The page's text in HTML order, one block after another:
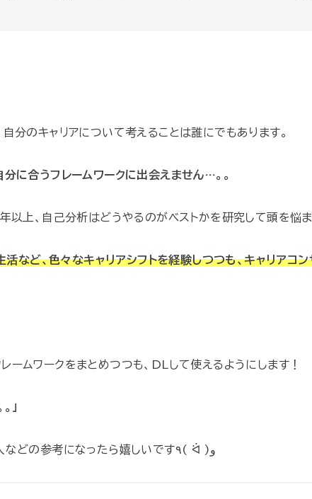
分のキャリアについて考えることは誰にでもあります。
分に合うフレームワークに出会えません…。。
上、自己分析はどうやるのがベストかを研究して頭を悩ま
生活など、色々なキャリアシフトを経験しつつも、キャリアコ
ムワークをまとめつつも、DLして使えるようにします！
」
このようにキャリアについて迷っている人などの参考になったら嬉しいです٩( ᐛ )و